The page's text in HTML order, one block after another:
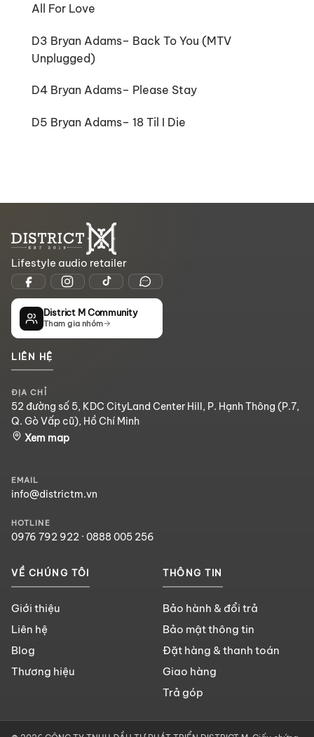
All For Love
D3 Bryan Adams– Back To You (MTV
Unplugged)
D4 Bryan Adams– Please Stay
D5 Bryan Adams– 18 Til I Die
Lifestyle audio retailer
District M Community
Tham gia nhóm
LIÊN HỆ
ĐỊA CHỈ
52 đường số 5, KDC CityLand Center Hill, P. Hạnh Thông (P.7,
Q. Gò Vấp cũ), Hồ Chí Minh
Xem map
EMAIL
info@districtm.vn
HOTLINE
0976 792 922 · 0888 005 256
VỀ CHÚNG TÔI
Giới thiệu
Liên hệ
Blog
Thương hiệu
THÔNG TIN
Bảo hành & đổi trả
Bảo mật thông tin
Đặt hàng & thanh toán
Giao hàng
Trả góp